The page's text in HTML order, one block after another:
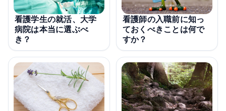
看護学生の就活、大学
病院は本当に選ぶべ
き？
看護師の入職前に知っ
ておくべきことは何で
すか？